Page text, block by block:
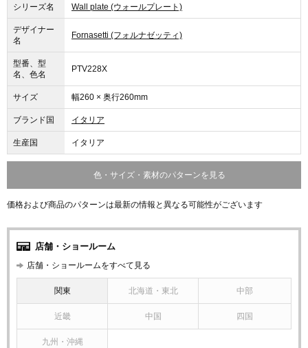
シリーズ名 Wall plate (ウォールプレート)
デザイナー
名
Fornasetti (フォルナゼッティ)
型番、型
名、色名
PTV228X
サイズ 幅260 × 奥行260mm
ブランド国 イタリア
生産国 イタリア
色・サイズ・素材のパターンを見る
価格および商品のパターンは最新の情報と異なる可能性がございます
店舗・ショールーム
店舗・ショールームをすべて見る
関東 北海道・東北 中部
近畿 中国 四国
九州・沖縄